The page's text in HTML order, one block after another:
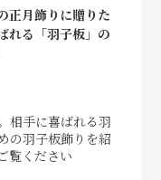
正月飾りに贈りた
れる「羽子板」の
相手に喜ばれる羽
の羽子板飾りを紹
覧ください